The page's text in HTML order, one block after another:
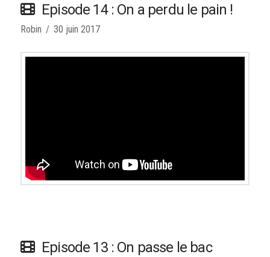
Episode 14 : On a perdu le pain !
Robin 30 juin 2017
Episode 13 : On passe le bac